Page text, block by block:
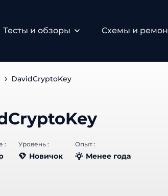
Тесты и обзоры Схемы и ремонт
DavidCryptoKey
Уровень :
Новичок
Опыт :
Менее года